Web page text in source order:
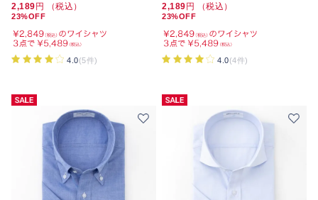
2,189円 （税込）
23%OFF
4.0(5件)
2,189円 （税込）
23%OFF
4.0(4件)